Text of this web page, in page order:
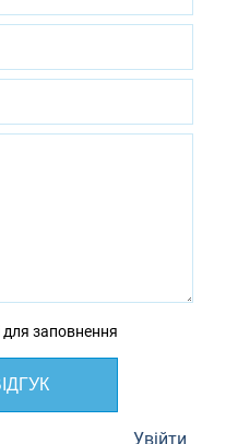
для заповнення
Увійти